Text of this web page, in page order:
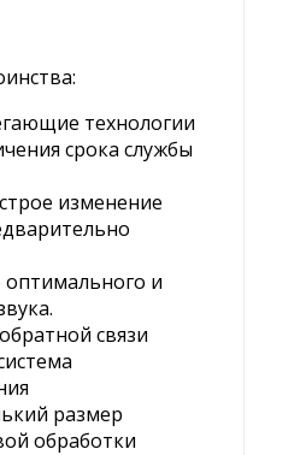
технологии
срока службы
изменение
оптимального и
связи
размер
обработки